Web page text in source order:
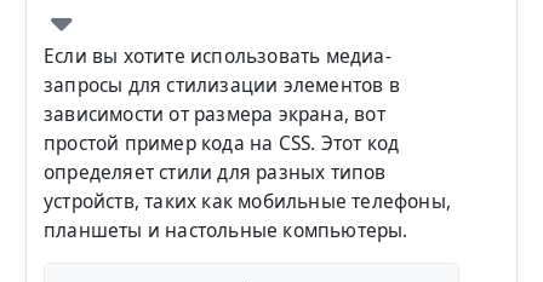
Если вы хотите использовать медиа-
запросы для стилизации элементов в
зависимости от размера экрана, вот
простой пример кода на CSS. Этот код
определяет стили для разных типов
устройств, таких как мобильные телефоны,
планшеты и настольные компьютеры.